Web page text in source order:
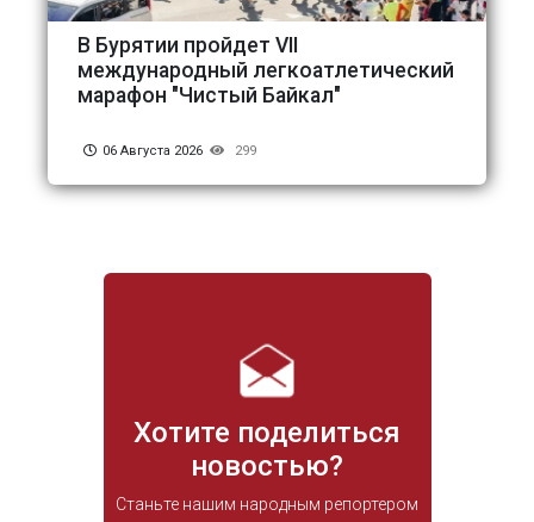
Хотите поделиться
новостью?
Станьте нашим народным репортером
В Бурятии пройдет VII
международный легкоатлетический
марафон "Чистый Байкал"
06 Августа 2026 299